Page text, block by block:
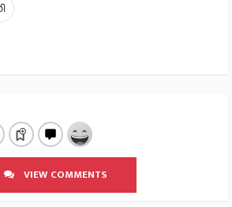
VIEW COMMENTS